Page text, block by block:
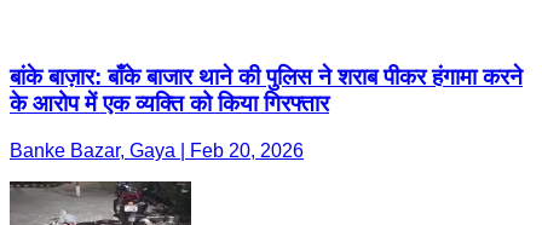
बांके बाज़ार: बाँके बाजार थाने की पुलिस ने शराब पीकर हंगामा करने
के आरोप में एक व्यक्ति को किया गिरफ्तार
Banke Bazar, Gaya | Feb 20, 2026